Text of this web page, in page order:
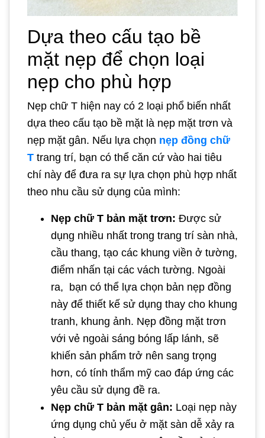
Dựa theo cấu tạo bề
mặt nẹp để chọn loại
nẹp cho phù hợp
Nẹp chữ T hiện nay có 2 loại phổ biến nhất
dựa theo cấu tạo bề mặt là nẹp mặt trơn và
nẹp mặt gân. Nếu lựa chọn nẹp đồng chữ
T trang trí, bạn có thể căn cứ vào hai tiêu
chí này để đưa ra sự lựa chọn phù hợp nhất
theo nhu cầu sử dụng của mình:
Nẹp chữ T bản mặt trơn: Được sử
dụng nhiều nhất trong trang trí sàn nhà,
cầu thang, tạo các khung viền ở tường,
điểm nhấn tại các vách tường. Ngoài
ra, bạn có thể lựa chọn bản nẹp đồng
này để thiết kế sử dụng thay cho khung
tranh, khung ảnh. Nẹp đồng mặt trơn
với vẻ ngoài sáng bóng lấp lánh, sẽ
khiến sản phẩm trở nên sang trọng
hơn, có tính thẩm mỹ cao đáp ứng các
yêu cầu sử dụng đề ra.
Nẹp chữ T bản mặt gân: Loại nẹp này
ứng dụng chủ yếu ở mặt sàn dễ xảy ra